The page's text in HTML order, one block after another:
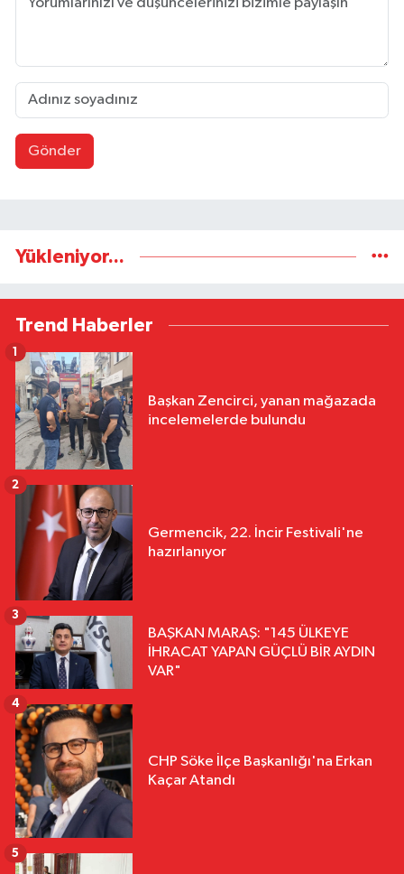
Gönder
Yükleniyor...
Trend Haberler
Başkan Zencirci, yanan mağazada
incelemelerde bulundu
1
Germencik, 22. İncir Festivali'ne
hazırlanıyor
2
BAŞKAN MARAŞ: "145 ÜLKEYE
İHRACAT YAPAN GÜÇLÜ BİR AYDIN
VAR"
3
CHP Söke İlçe Başkanlığı'na Erkan
Kaçar Atandı
4
5